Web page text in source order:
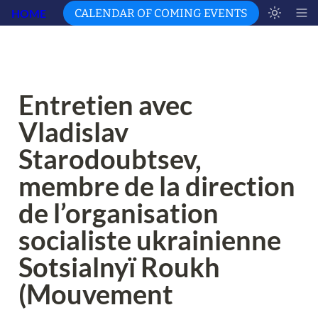
HOME CALENDAR OF COMING EVENTS
Entretien avec
Vladislav
Starodoubtsev,
membre de la direction
de l’organisation
socialiste ukrainienne
Sotsialnyï Roukh
(Mouvement